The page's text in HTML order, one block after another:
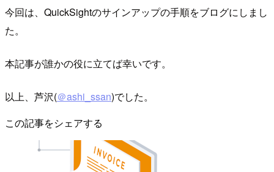
今回は、QuickSightのサインアップの手順をブログにしまし
た。
本記事が誰かの役に立てば幸いです。
以上、芦沢(＠ashi_ssan)でした。
この記事をシェアする